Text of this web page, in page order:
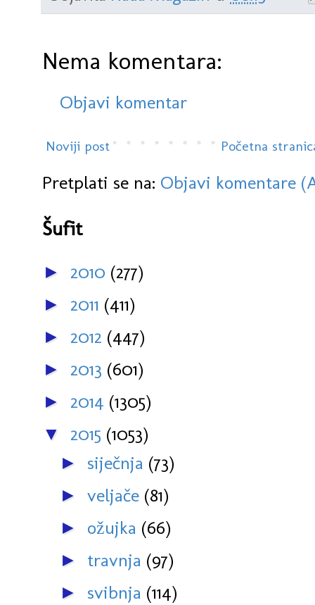
Nema komentara:
Objavi komentar
Noviji post Početna
Pretplati se na: Objavi komentare
Šufit
► 2010 (277)
► 2011 (411)
► 2012 (447)
► 2013 (601)
► 2014 (1305)
▼ 2015 (1053)
► siječnja (73)
► veljače (81)
► ožujka (66)
► travnja (97)
► svibnja (114)